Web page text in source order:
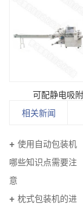
可配静电吸
相关新闻
使用自动包装机
哪些知识点需要注
意
枕式包装机的进